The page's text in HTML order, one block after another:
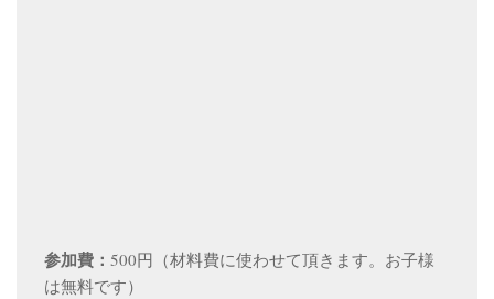
参加費： 500円（材料費に使わせて頂きます。お子様
は無料です）